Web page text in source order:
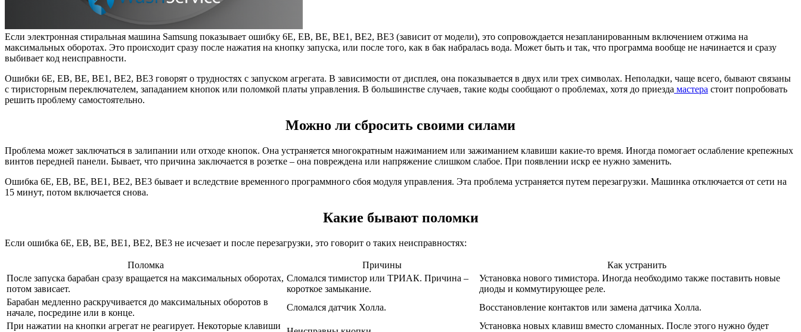
Если электронная стиральная машина Samsung показывает ошибку 6Е, EB, BE, BE1, BE2, BE3 (зависит от модели), это сопровождается незапланированным включением отжима на
максимальных оборотах. Это происходит сразу после нажатия на кнопку запуска, или после того, как в бак набралась вода. Может быть и так, что программа вообще не начинается и сразу
выбивает код неисправности.
Ошибки 6Е, EB, BE, BE1, BE2, BE3 говорят о трудностях с запуском агрегата. В зависимости от дисплея, она показывается в двух или трех символах. Неполадки, чаще всего, бывают связаны
с тиристорным переключателем, западанием кнопок или поломкой платы управления. В большинстве случаев, такие коды сообщают о проблемах, хотя до приезда мастера стоит попробовать
решить проблему самостоятельно.
Можно ли сбросить своими силами
Проблема может заключаться в залипании или отходе кнопок. Она устраняется многократным нажиманием или зажиманием клавиши какие-то время. Иногда помогает ослабление крепежных
винтов передней панели. Бывает, что причина заключается в розетке – она повреждена или напряжение слишком слабое. При появлении искр ее нужно заменить.
Ошибка 6Е, EB, BE, BE1, BE2, BE3 бывает и вследствие временного программного сбоя модуля управления. Эта проблема устраняется путем перезагрузки. Машинка отключается от сети на
15 минут, потом включается снова.
Какие бывают поломки
Если ошибка 6Е, EB, BE, BE1, BE2, BE3 не исчезает и после перезагрузки, это говорит о таких неисправностях:
Поломка Причины
Как устранить
После запуска барабан сразу вращается на максимальных оборотах,
потом зависает.
Сломался тимистор или ТРИАК. Причина –
короткое замыкание.
Установка нового тимистора. Иногда необходимо также поставить новые
диоды и коммутирующее реле.
Барабан медленно раскручивается до максимальных оборотов в
начале, посредине или в конце.
Сломался датчик Холла.
Восстановление контактов или замена датчика Холла.
При нажатии на кнопки агрегат не реагирует. Некоторые клавиши
Установка новых клавиш вместо сломанных. После этого нужно будет